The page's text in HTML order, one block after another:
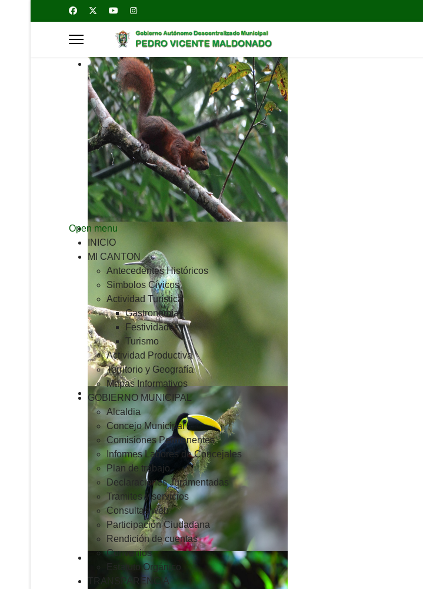
Open menu
INICIO
MI CANTON
Antecedentes Históricos
Simbolos Cívicos
Actividad Turística
Gastronomía
Festividades
Turismo
Actividad Productiva
Territorio y Geografía
Mapas Informativos
GOBIERNO MUNICIPAL
Alcaldia
Concejo Municipal
Comisiones Permanentes
Informes Labores de Concejales
Plan de trabajo
Declaraciones Juramentadas
Tramites y servicios
Consultas web
Participación Ciudadana
Rendición de cuentas
Convenios
Estatuto Orgánico
TRANSPARENCIA